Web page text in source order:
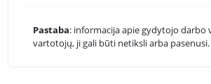
Pastaba: informacija apie gydytojo darbo
vartotojų, ji gali būti netiksli arba pasenusi.